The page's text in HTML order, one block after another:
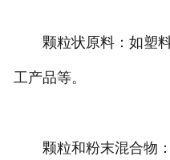
颗粒状原料：如塑料
工产品等。
颗粒和粉末混合物：